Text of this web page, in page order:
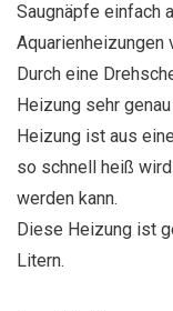
Saugnäpfe einfach
Aquarienheizungen
Durch eine
Heizung sehr
Heizung ist aus
so schnell heiß
werden kann.
Diese Heizung ist
Litern.